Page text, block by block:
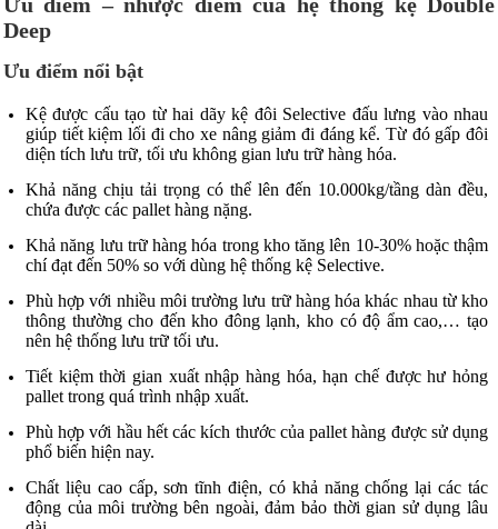
Deep
Ưu điểm nổi bật
Kệ được cấu tạo từ hai dãy kệ đôi Selective đấu lưng vào nhau
giúp tiết kiệm lối đi cho xe nâng giảm đi đáng kể. Từ đó gấp đôi
diện tích lưu trữ, tối ưu không gian lưu trữ hàng hóa.
Khả năng chịu tải trọng có thể lên đến 10.000kg/tầng dàn đều,
chứa được các pallet hàng nặng.
Khả năng lưu trữ hàng hóa trong kho tăng lên 10-30% hoặc thậm
chí đạt đến 50% so với dùng hệ thống kệ Selective.
Phù hợp với nhiều môi trường lưu trữ hàng hóa khác nhau từ kho
thông thường cho đến kho đông lạnh, kho có độ ẩm cao,… tạo
nên hệ thống lưu trữ tối ưu.
Tiết kiệm thời gian xuất nhập hàng hóa, hạn chế được hư hỏng
pallet trong quá trình nhập xuất.
Phù hợp với hầu hết các kích thước của pallet hàng được sử dụng
phổ biến hiện nay.
Chất liệu cao cấp, sơn tĩnh điện, có khả năng chống lại các tác
động của môi trường bên ngoài, đảm bảo thời gian sử dụng lâu